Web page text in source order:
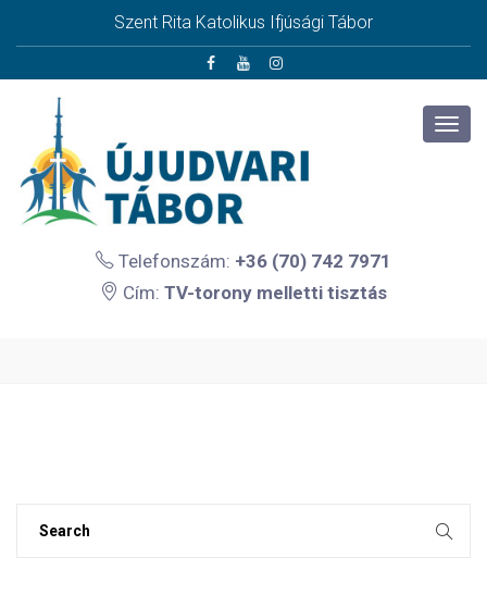
Szent Rita Katolikus Ifjúsági Tábor
Telefonszám: +36 (70) 742 7971
Cím: TV-torony melletti tisztás